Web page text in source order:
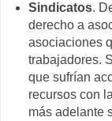
Sindicatos.
derecho a
asociaciones
trabajadores.
que sufrían
recursos con
más adelante